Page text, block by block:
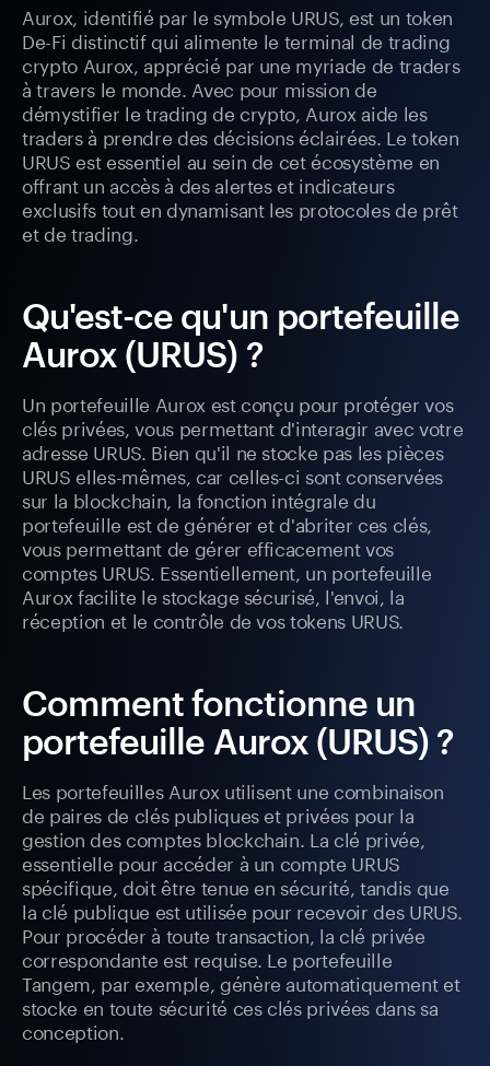
Aurox, identifié par le symbole URUS, est un token
De-Fi distinctif qui alimente le terminal de trading
crypto Aurox, apprécié par une myriade de traders
à travers le monde. Avec pour mission de
démystifier le trading de crypto, Aurox aide les
traders à prendre des décisions éclairées. Le token
URUS est essentiel au sein de cet écosystème en
offrant un accès à des alertes et indicateurs
exclusifs tout en dynamisant les protocoles de prêt
et de trading.
Qu'est-ce qu'un portefeuille
Aurox (URUS) ?
Un portefeuille Aurox est conçu pour protéger vos
clés privées, vous permettant d'interagir avec votre
adresse URUS. Bien qu'il ne stocke pas les pièces
URUS elles-mêmes, car celles-ci sont conservées
sur la blockchain, la fonction intégrale du
portefeuille est de générer et d'abriter ces clés,
vous permettant de gérer efficacement vos
comptes URUS. Essentiellement, un portefeuille
Aurox facilite le stockage sécurisé, l'envoi, la
réception et le contrôle de vos tokens URUS.
Comment fonctionne un
portefeuille Aurox (URUS) ?
Les portefeuilles Aurox utilisent une combinaison
de paires de clés publiques et privées pour la
gestion des comptes blockchain. La clé privée,
essentielle pour accéder à un compte URUS
spécifique, doit être tenue en sécurité, tandis que
la clé publique est utilisée pour recevoir des URUS.
Pour procéder à toute transaction, la clé privée
correspondante est requise. Le portefeuille
Tangem, par exemple, génère automatiquement et
stocke en toute sécurité ces clés privées dans sa
conception.